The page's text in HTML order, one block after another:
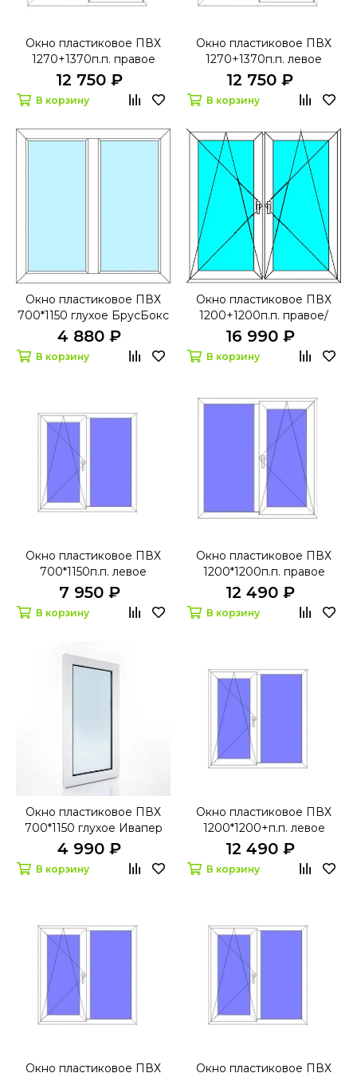
Окно пластиковое ПВХ
1270+1370п.п. правое
поворотно-откидное
БрусБокс 60 с
микропроветриванием
12 750 ₽
В корзину
Окно пластиковое ПВХ
1270+1370п.п. левое
поворотно-откидное
БрусБокс 60 с
микропроветриванием
12 750 ₽
В корзину
Окно пластиковое ПВХ
700*1150 глухое БрусБокс
60
4 880 ₽
В корзину
Окно пластиковое ПВХ
1200+1200п.п. правое/
левое поворотно-
откидное Ивапер 82 с
микропроветриванием
16 990 ₽
В корзину
Окно пластиковое ПВХ
700*1150п.п. левое
поворотно-откидное
БрусБокс 60 с
микропроветриванием
7 950 ₽
В корзину
Окно пластиковое ПВХ
1200*1200п.п. правое
поворотно-откидное
Ивапер 70 Grau
12 490 ₽
В корзину
Окно пластиковое ПВХ
700*1150 глухое Ивапер
60
4 990 ₽
В корзину
Окно пластиковое ПВХ
1200*1200+п.п. левое
поворотно-откидное
Ивапер 70 Grau
12 490 ₽
В корзину
Окно пластиковое ПВХ
Окно пластиковое ПВХ